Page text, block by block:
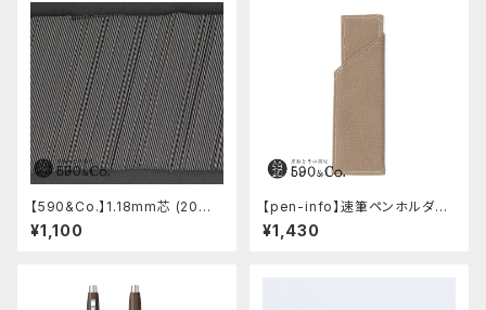
【590&Co.】1.18mm芯 (20本
入り)
¥1,100
【pen-info】速筆ペンホルダー
590&Co.別注色 (ベージュ)
¥1,430